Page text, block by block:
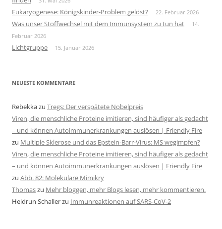
Eukaryogenese: Königskinder-Problem gelöst? 22. Februar 2026
Was unser Stoffwechsel mit dem Immunsystem zu tun hat
14.
Februar 2026
Lichtgruppe 15. Januar 2026
NEUESTE KOMMENTARE
Rebekkazu Tregs: Der verspätete Nobelpreis
Viren, die menschliche Proteine imitieren, sind häufiger als gedacht
– und können Autoimmunerkrankungen auslösen | Friendly Fire
zu Multiple Sklerose und das Epstein-Barr-Virus: MS wegimpfen?
Viren, die menschliche Proteine imitieren, sind häufiger als gedacht
– und können Autoimmunerkrankungen auslösen | Friendly Fire
zu Abb. 82: Molekulare Mimikry
Thomaszu Mehr bloggen, mehr Blogs lesen, mehr kommentieren.
Heidrun Schallerzu Immunreaktionen auf SARS-CoV-2